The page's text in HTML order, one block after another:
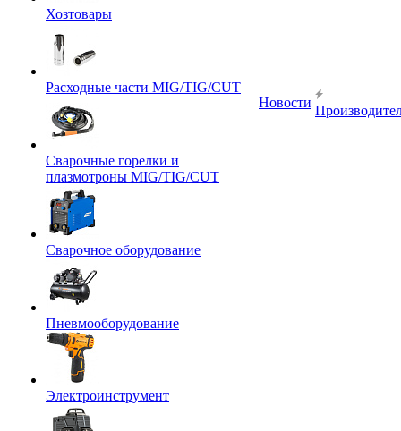
Хозтовары
Расходные части MIG/TIG/CUT
Сварочные горелки и
плазмотроны MIG/TIG/CUT
Сварочное оборудование
Пневмооборудование
Электроинструмент
Новости